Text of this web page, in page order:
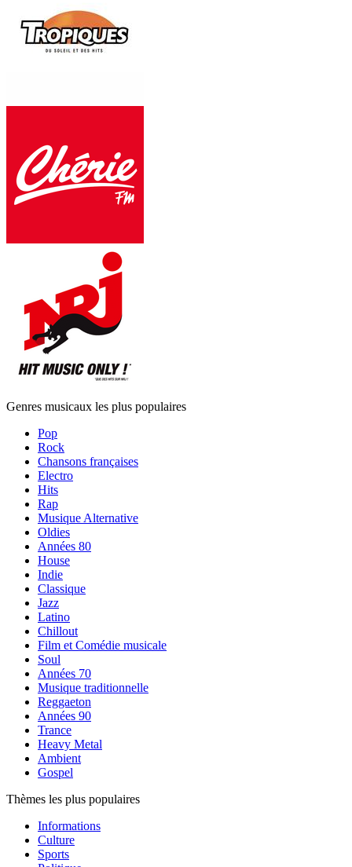
Genres musicaux les plus populaires
Pop
Rock
Chansons françaises
Electro
Hits
Rap
Musique Alternative
Oldies
Années 80
House
Indie
Classique
Jazz
Latino
Chillout
Film et Comédie musicale
Soul
Années 70
Musique traditionnelle
Reggaeton
Années 90
Trance
Heavy Metal
Ambient
Gospel
Thèmes les plus populaires
Informations
Culture
Sports